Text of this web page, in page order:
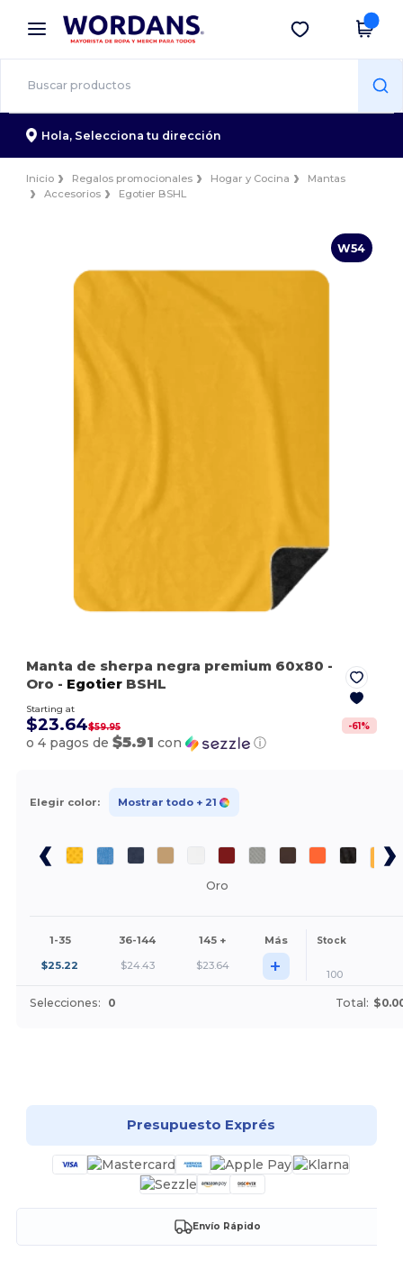
× App de Wordans
¡Mejores precios en app!
Descargar app
Hola, Selecciona tu dirección
Inicio Regalos promocionales Hogar y Cocina
Mantas
Accesorios
Egotier BSHL
W54
Manta de sherpa negra premium 60x80 -
Oro - Egotier BSHL
Starting at
$23.64$59.95 -61%
o 4 pagos de$5.91 con ⓘ
Elegir color: Mostrar todo + 21
Oro
1-35 36-144 145 + Más Stock
$25.22 $24.43 $23.64 + 100
Selecciones: 0 Total:
Presupuesto Exprés
Envío Rápido